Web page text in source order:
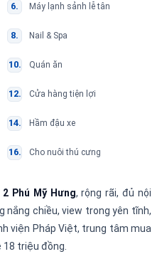
Máy lạnh sảnh lễ tân
Nail & Spa
Quán ăn
Cửa hàng tiện lợi
Hầm đậu xe
Cho nuôi thú cưng
Phú Mỹ Hưng, rộng rãi, đủ nội
nắng chiều, view trong yên tĩnh,
viện Pháp Việt, trung tâm mua
triệu đồng.